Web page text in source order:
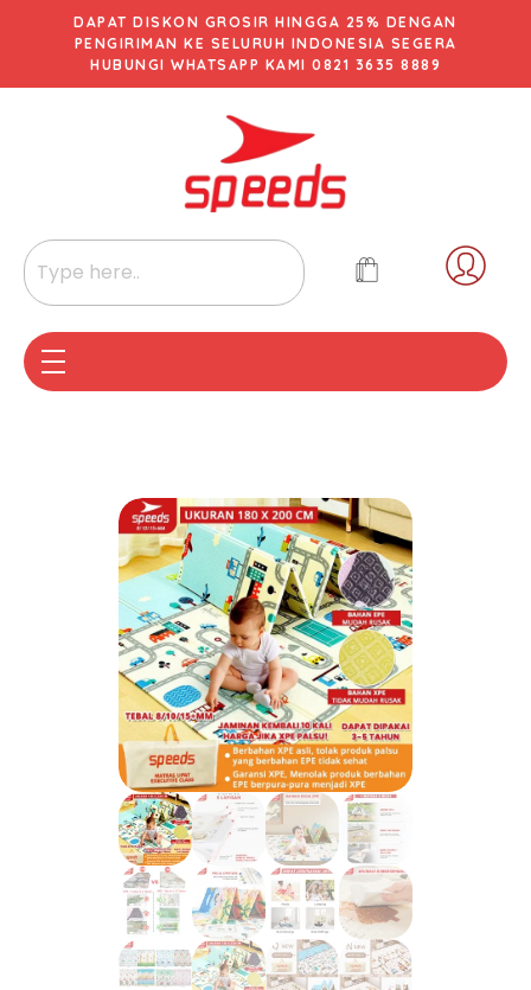
DAPAT DISKON GROSIR HINGGA 25% DENGAN
PENGIRIMAN KE SELURUH INDONESIA SEGERA
HUBUNGI WHATSAPP KAMI 0821 3635 8889